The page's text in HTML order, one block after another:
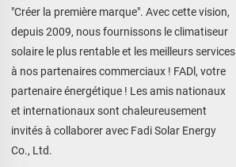
"Créer la première marque". Avec cette vision,
depuis 2009, nous fournissons le climatiseur
solaire le plus rentable et les meilleurs services
à nos partenaires commerciaux ! FADl, votre
partenaire énergétique ! Les amis nationaux
et internationaux sont chaleureusement
invités à collaborer avec Fadi Solar Energy
Co., Ltd.